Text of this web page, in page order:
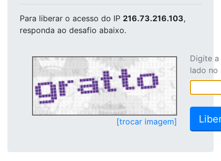
Para liberar o acesso do IP 216.73.216.103,
responda ao desafio abaixo.
[trocar imagem]
Digite
lado no